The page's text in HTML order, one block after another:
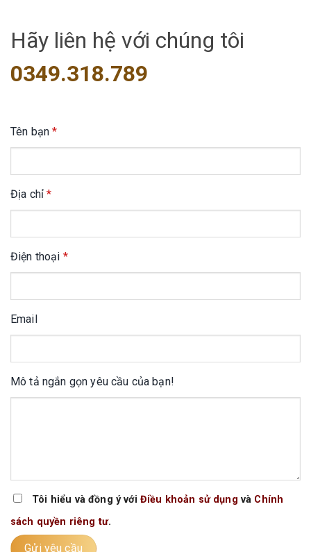
Hãy liên hệ với chúng tôi
0349.318.789
Tên bạn*
Địa chỉ*
Điện thoại *
Email
Mô tả ngắn gọn yêu cầu của bạn!
Tôi hiểu và đồng ý với Điều khoản sử dụng và Chính
sách quyền riêng tư.